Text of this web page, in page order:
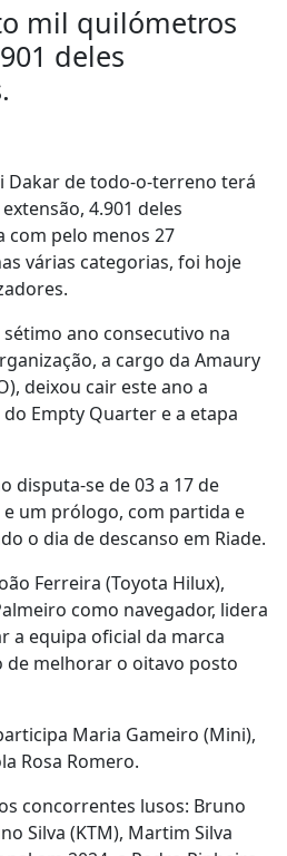
mil quilómetros
deles
Dakar de todo-o-terreno terá
4.901 deles
com pelo menos 27
várias categorias, foi hoje
ano consecutivo na
a cargo da Amaury
deixou cair este ano a
Empty Quarter e a etapa
disputa-se de 03 a 17 de
um prólogo, com partida e
o dia de descanso em Riade.
Ferreira (Toyota Hilux),
como navegador, lidera
a equipa oficial da marca
de melhorar o oitavo posto
Maria Gameiro (Mini),
Rosa Romero.
concorrentes lusos: Bruno
Silva (KTM), Martim Silva